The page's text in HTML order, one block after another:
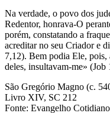
Na verdade, o povo dos
Redentor, honrava-O
porém, constatando a
acreditar no seu Criador e
7,12). Bem podia Ele, pois,
deles, insultavam-me» (Job
São Gregório Magno (c.
Livro XIV, SC 212
Fonte: Evangelho Cotidiano